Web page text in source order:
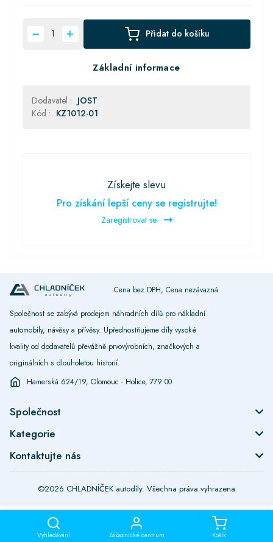
Vyhledávání Zákaznické centrum Košík
Přidat do košíku
Základní informace
Dodavatel : JOST
Kód : KZ1012-01
Získejte slevu
Pro získání lepší ceny se registrujte!
Zaregistrovat se
Cena bez DPH, Cena nezávazná
Společnost se zabývá prodejem náhradních dílů pro nákladní
automobily, návěsy a přívěsy. Upřednostňujeme díly vysoké
kvality od dodavatelů převážně prvovýrobních, značkových a
originálních s dlouholetou historií.
Hamerská 624/19, Olomouc - Holice, 779 00
Společnost
Kategorie
Kontaktujte nás
©2026 CHLADNÍČEK autodíly. Všechna práva vyhrazena